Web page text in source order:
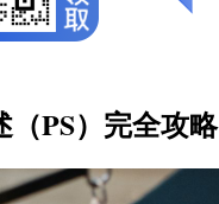
（PS）完全攻略